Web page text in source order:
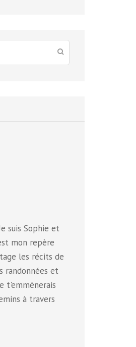
suis Sophie et
mon repère
les récits de
randonnées et
t'emmènerais
à travers